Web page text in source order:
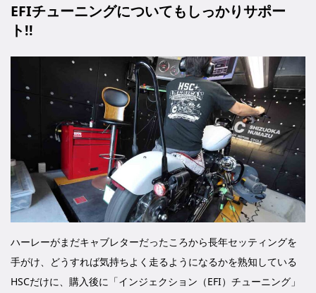
EFIチューニングについてもしっかりサポー
ト!!
ハーレーがまだキャブレターだったころから長年セッティングを
手がけ、どうすれば気持ちよく走るようになるかを熟知している
HSCだけに、購入後に「インジェクション（EFI）チューニング」